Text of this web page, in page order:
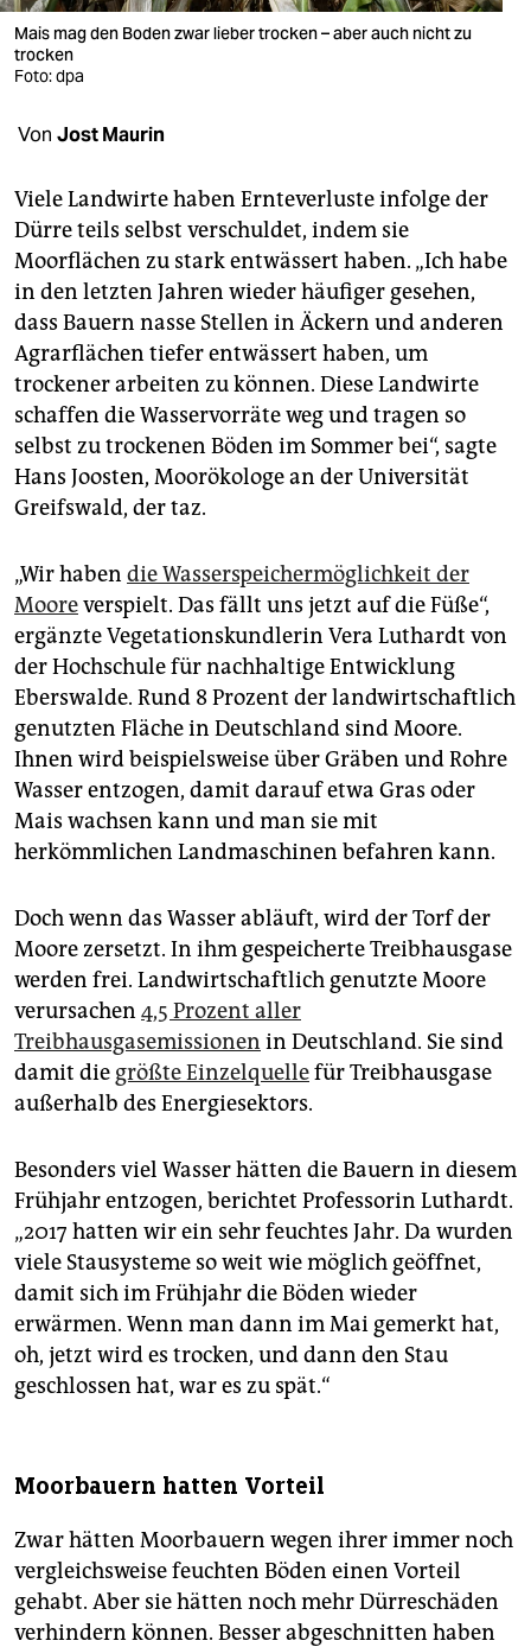
verlag
veranstaltungen
unterstützen
abo
genossenschaft
epaper login
Mais mag den Boden zwar lieber trocken – aber auch nicht zu
trocken
Foto: dpa
Von Jost Maurin
Viele Landwirte haben Ernteverluste infolge der
Dürre teils selbst verschuldet, indem sie
Moorflächen zu stark entwässert haben. „Ich habe
in den letzten Jahren wieder häufiger gesehen,
dass Bauern nasse Stellen in Äckern und anderen
Agrarflächen tiefer entwässert haben, um
trockener arbeiten zu können. Diese Landwirte
schaffen die Wasservorräte weg und tragen so
selbst zu trockenen Böden im Sommer bei“, sagte
Hans Joosten, Moorökologe an der Universität
Greifswald, der taz.
„Wir haben die Wasserspeichermöglichkeit der
Mooreverspielt. Das fällt uns jetzt auf die Füße“,
ergänzte Vegetationskundlerin Vera Luthardt von
der Hochschule für nachhaltige Entwicklung
Eberswalde. Rund 8 Prozent der landwirtschaftlich
genutzten Fläche in Deutschland sind Moore.
Ihnen wird beispielsweise über Gräben und Rohre
Wasser entzogen, damit darauf etwa Gras oder
Mais wachsen kann und man sie mit
herkömmlichen Landmaschinen befahren kann.
Doch wenn das Wasser abläuft, wird der Torf der
Moore zersetzt. In ihm gespeicherte Treibhausgase
werden frei. Landwirtschaftlich genutzte Moore
verursachen 4,5 Prozent aller
Treibhausgasemissionen in Deutschland. Sie sind
damit die größte Einzelquellefür Treibhausgase
außerhalb des Energiesektors.
Besonders viel Wasser hätten die Bauern in diesem
Frühjahr entzogen, berichtet Professorin Luthardt.
„2017 hatten wir ein sehr feuchtes Jahr. Da wurden
viele Stausysteme so weit wie möglich geöffnet,
damit sich im Frühjahr die Böden wieder
erwärmen. Wenn man dann im Mai gemerkt hat,
oh, jetzt wird es trocken, und dann den Stau
geschlossen hat, war es zu spät.“
Moorbauern hatten Vorteil
Zwar hätten Moorbauern wegen ihrer immer noch
vergleichsweise feuchten Böden einen Vorteil
gehabt. Aber sie hätten noch mehr Dürreschäden
verhindern können. Besser abgeschnitten haben